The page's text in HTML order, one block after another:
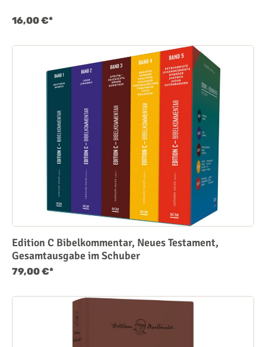
16,00 €*
Edition C Bibelkommentar, Neues Testament,
Gesamtausgabe im Schuber
79,00 €*